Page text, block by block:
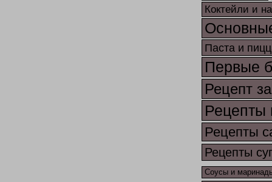
Коктейли и
Паста и
Первые
Рецепт
Рецепты
Рецепты
Рецепты
Соусы и